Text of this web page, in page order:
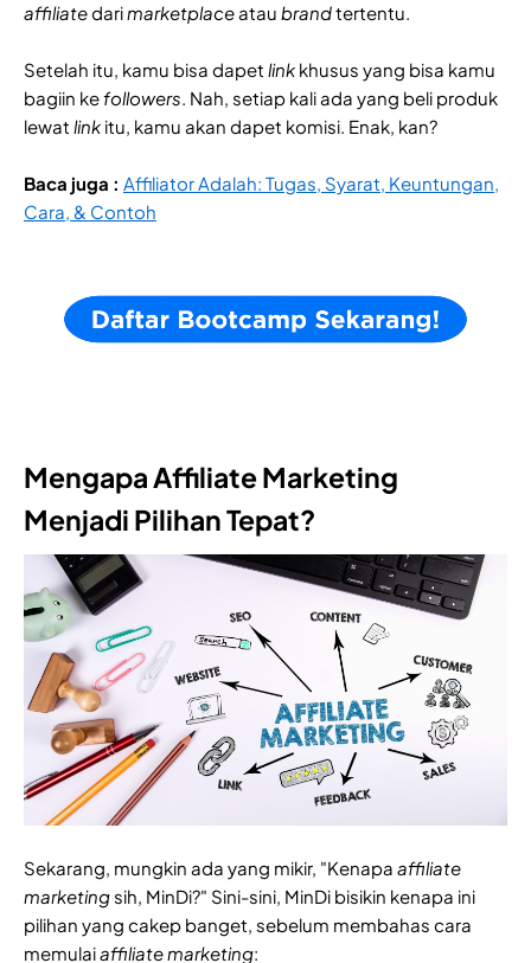
affiliatedarimarketplaceatau brandtertentu.
Setelah itu, kamu bisa dapet link khusus yang bisa kamu
bagiin kefollowers. Nah, setiap kali ada yang beli produk
lewat link itu, kamu akan dapet komisi. Enak, kan?
Baca juga : Affiliator Adalah: Tugas, Syarat, Keuntungan,
Cara, & Contoh
Mengapa Affiliate Marketing
Menjadi Pilihan Tepat?
Sekarang, mungkin ada yang mikir, "Kenapa affiliate
marketingsih, MinDi?" Sini-sini, MinDi bisikin kenapa ini
pilihan yang cakep banget, sebelum membahas cara
memulaiaffiliate marketing: